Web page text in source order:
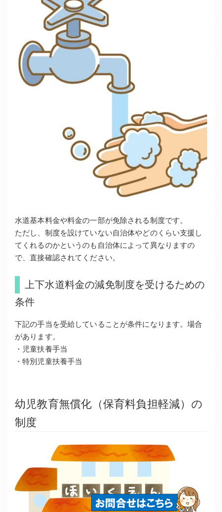
水道基本料金や料金の一部が免除される制度です。
ただし、制度を設けていない自治体やどのくらい支援し
てくれるのかというのも自治体によって異なりますの
で、直接確認されてください。
上下水道料金の減免制度を受けるための
条件
下記の手当を受給していることが条件になります。場合
があります。
・児童扶養手当
・特別児童扶養手当
幼児教育無償化（保育料負担軽減）の
制度